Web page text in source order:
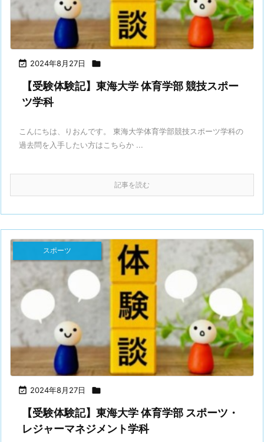
 2024年8月27日 
【受験体験記】東海大学 体育学部 競技スポー
ツ学科
こんにちは、りおんです。 東海大学体育学部競技スポーツ学科の
過去問を入手したい方はこちらか ...
記事を読む
 2024年8月27日 
スポーツ
【受験体験記】東海大学 体育学部 スポーツ・
レジャーマネジメント学科